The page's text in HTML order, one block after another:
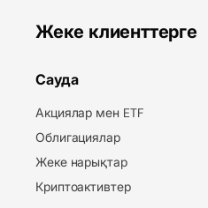
Жеке клиенттерге
Сауда
Акциялар мен ETF
Облигациялар
Жеке нарықтар
Криптоактивтер